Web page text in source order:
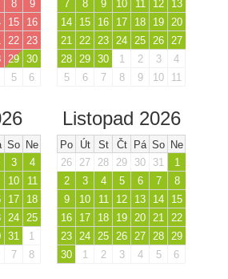
8
9
15
16
22
23
29 30
5 6
7 8 9 10 11 12
13
14
15 16 17 18 19
20
21
22 23 24 25 26
27
28
29 30 1 2 3
4
5
6 7 8 9 10 11
So Ne
3
4
10
11
17
18
24 25
31
1
7 8
Listopad 2026
Po Út St Čt Pá So Ne
26
27 28 29 30 31
1
2
3 4 5 6 7
8
9
10 11 12 13 14
15
16
17 18 19 20 21 22
23 24 25 26 27 28 29
30
1 2 3 4 5 6